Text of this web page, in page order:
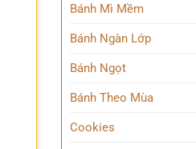
Bánh Mì Mềm
Bánh Ngàn Lớp
Bánh Ngọt
Bánh Theo Mùa
Cookies